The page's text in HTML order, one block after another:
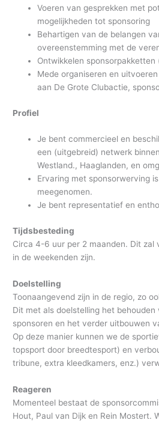
Voeren van gesprekken met
mogelijkheden tot sponsoring
Behartigen van de belangen
overeenstemming met de
Ontwikkelen sponsorpakketten
Mede organiseren en
aan De Grote Clubactie,
Profiel
Je bent commercieel en
een (uitgebreid) netwerk
Westland., Haaglanden, en
Ervaring met sponsorwerving
meegenomen.
Je bent representatief en
Tijdsbesteding
Circa 4-6 uur per 2 maanden. Dit zal
in de weekenden zijn.
Doelstelling
Toonaangevend zijn in de regio, zo
Dit met als doelstelling het behouden
sponsoren en het verder uitbouwen
Op deze manier kunnen we de
topsport door breedtesport) en
tribune, extra kleedkamers, enz.)
Reageren
Momenteel bestaat de
Hout, Paul van Dijk en Rein Mostert.